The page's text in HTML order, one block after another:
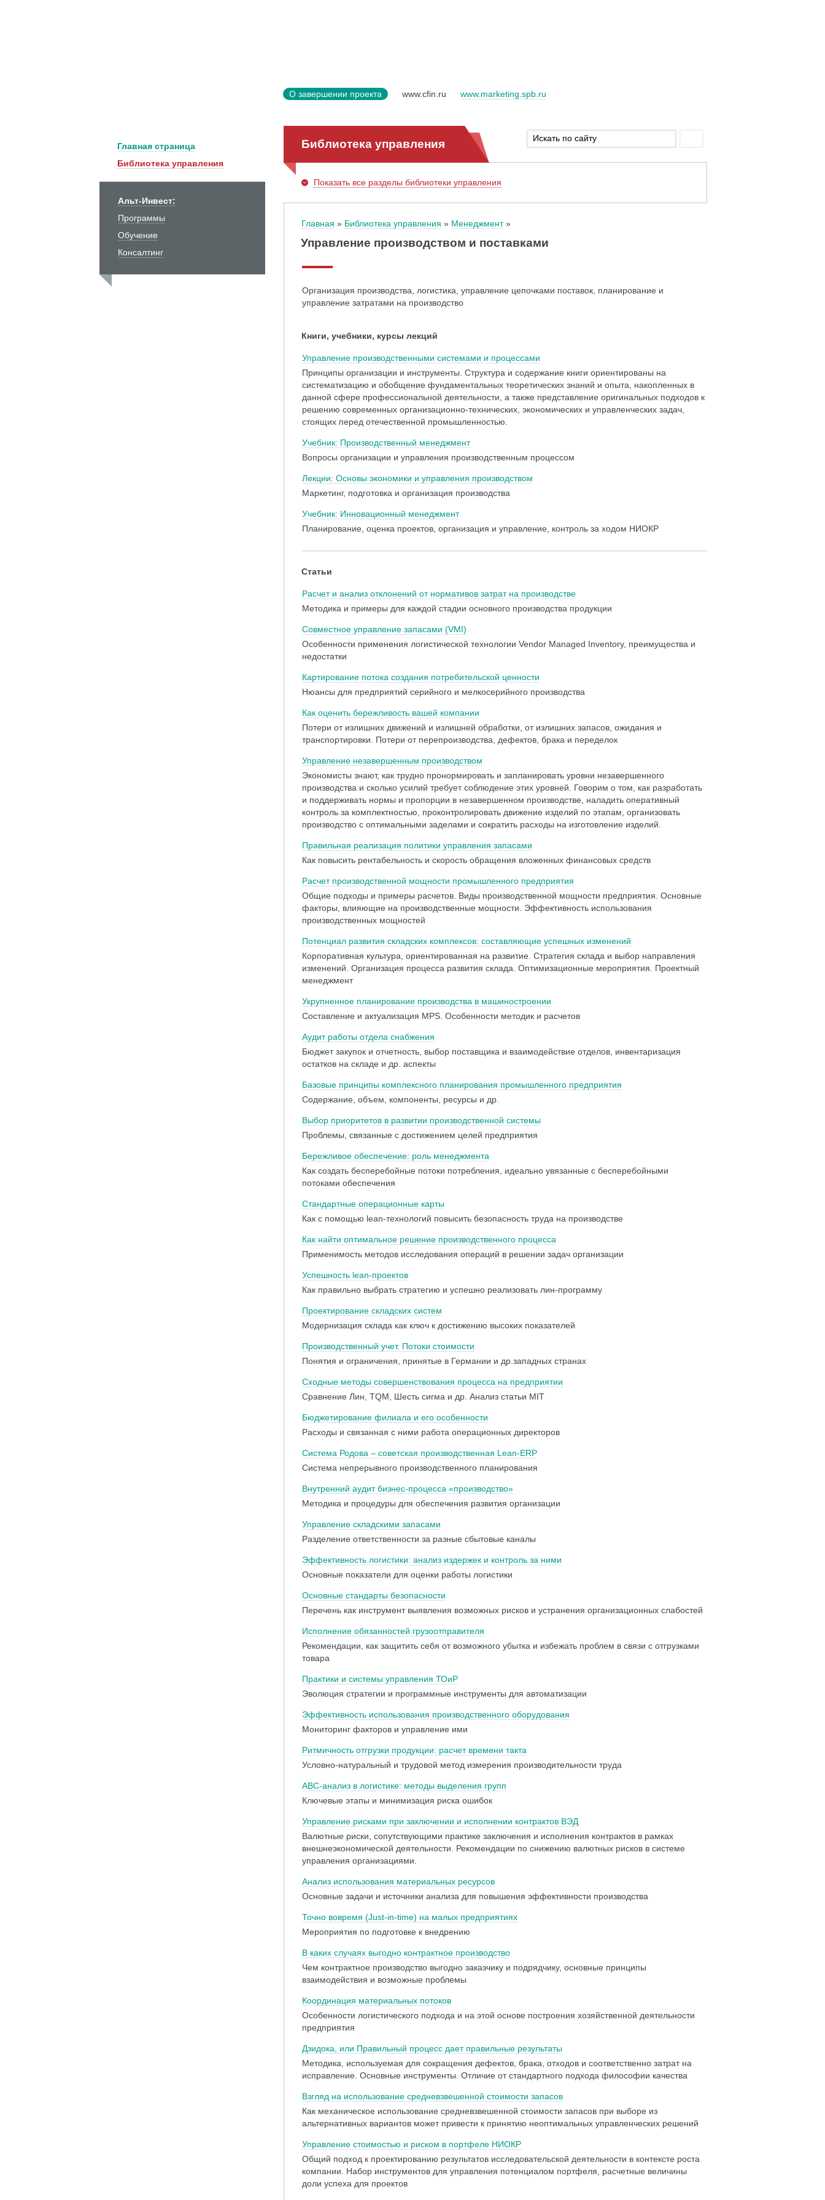
О завершении проекта www.cfin.ru www.marketing.spb.ru
Главная страница
Библиотека управления
Альт-Инвест:
Программы
Обучение
Консалтинг
Библиотека управления
Показать все разделы библиотеки управления
Главная Библиотека управления Менеджмент
Управление производством и поставками
Организация производства, логистика, управление цепочками поставок, планирование и
управление затратами на производство
Книги, учебники, курсы лекций
Управление производственными системами и процессами
Принципы организации и инструменты. Структура и содержание книги ориентированы на
систематизацию и обобщение фундаментальных теоретических знаний и опыта, накопленных в
данной сфере профессиональной деятельности, а также представление оригинальных подходов к
решению современных организационно-технических, экономических и управленческих задач,
стоящих перед отечественной промышленностью.
Учебник: Производственный менеджмент
Вопросы организации и управления производственным процессом
Лекции: Основы экономики и управления производством
Маркетинг, подготовка и организация производства
Учебник: Инновационный менеджмент
Планирование, оценка проектов, организация и управление, контроль за ходом НИОКР
Статьи
Расчет и анализ отклонений от нормативов затрат на производстве
Методика и примеры для каждой стадии основного производства продукции
Совместное управление запасами (VMI)
Особенности применения логистической технологии Vendor Managed Inventory, преимущества и
недостатки
Картирование потока создания потребительской ценности
Нюансы для предприятий серийного и мелкосерийного производства
Как оценить бережливость вашей компании
Потери от излишних движений и излишней обработки, от излишних запасов, ожидания и
транспортировки. Потери от перепроизводства, дефектов, брака и переделок
Управление незавершенным производством
Экономисты знают, как трудно пронормировать и запланировать уровни незавершенного
производства и сколько усилий требует соблюдение этих уровней. Говорим о том, как разработать
и поддерживать нормы и пропорции в незавершенном производстве, наладить оперативный
контроль за комплектностью, проконтролировать движение изделий по этапам, организовать
производство с оптимальными заделами и сократить расходы на изготовление изделий.
Правильная реализация политики управления запасами
Как повысить рентабельность и скорость обращения вложенных финансовых средств
Расчет производственной мощности промышленного предприятия
Общие подходы и примеры расчетов. Виды производственной мощности предприятия. Основные
факторы, влияющие на производственные мощности. Эффективность использования
производственных мощностей
Потенциал развития складских комплексов: составляющие успешных изменений
Корпоративная культура, ориентированная на развитие. Стратегия склада и выбор направления
изменений. Организация процесса развития склада. Оптимизационные мероприятия. Проектный
менеджмент
Укрупненное планирование производства в машиностроении
Составление и актуализация MPS. Особенности методик и раcчетов
Аудит работы отдела снабжения
Бюджет закупок и отчетность, выбор поставщика и взаимодействие отделов, инвентаризация
остатков на складе и др. аспекты
Базовые принципы комплексного планирования промышленного предприятия
Содержание, объем, компоненты, ресурсы и др.
Выбор приоритетов в развитии производственной системы
Проблемы, связанные с достижением целей предприятия
Бережливое обеспечение: роль менеджмента
Как создать бесперебойные потоки потребления, идеально увязанные с бесперебойными
потоками обеспечения
Стандартные операционные карты
Как с помощью lean-технологий повысить безопасность труда на производстве
Как найти оптимальное решение производственного процесса
Применимость методов исследования операций в решении задач организации
Успешность lean-проектов
Как правильно выбрать стратегию и успешно реализовать лин-программу
Проектирование складских систем
Модернизация склада как ключ к достижению высоких показателей
Производственный учет. Потоки стоимости
Понятия и ограничения, принятые в Германии и др.западных странах
Сходные методы совершенствования процесса на предприятии
Сравнение Лин, TQM, Шесть сигма и др. Анализ статьи MIT
Бюджетирование филиала и его особенности
Расходы и связанная с ними работа операционных директоров
Система Родова – советская производственная Lean-ERP
Система непрерывного производственного планирования
Внутренний аудит бизнес-процесса «производство»
Методика и процедуры для обеспечения развития организации
Управление складскими запасами
Разделение ответственности за разные сбытовые каналы
Эффективность логистики: анализ издержек и контроль за ними
Основные показатели для оценки работы логистики
Основные стандарты безопасности
Перечень как инструмент выявления возможных рисков и устранения организационных слабостей
Исполнение обязанностей грузоотправителя
Рекомендации, как защитить себя от возможного убытка и избежать проблем в связи с отгрузками
товара
Практики и системы управления ТОиР
Эволюция стратегии и программные инструменты для автоматизации
Эффективность использования производственного оборудования
Мониторинг факторов и управление ими
Ритмичность отгрузки продукции: расчет времени такта
Условно-натуральный и трудовой метод измерения производительности труда
АВС-анализ в логистике: методы выделения групп
Ключевые этапы и минимизация риска ошибок
Управление рисками при заключении и исполнении контрактов ВЭД
Валютные риски, сопутствующими практике заключения и исполнения контрактов в рамках
внешнеэкономической деятельности. Рекомендации по снижению валютных рисков в системе
управления организациями.
Анализ использования материальных ресурсов
Основные задачи и источники анализа для повышения эффективности производства
Точно вовремя (Just-in-time) на малых предприятиях
Мероприятия по подготовке к внедрению
В каких случаях выгодно контрактное производство
Чем контрактное производство выгодно заказчику и подрядчику, основные принципы
взаимодействия и возможные проблемы
Координация материальных потоков
Особенности логистического подхода и на этой основе построения хозяйственной деятельности
предприятия
Дзидока, или Правильный процесс дает правильные результаты
Методика, используемая для сокращения дефектов, брака, отходов и соответственно затрат на
исправление. Основные инструменты. Отличие от стандартного подхода философии качества
Взгляд на использование средневзвешенной стоимости запасов
Как механическое использование средневзвешенной стоимости запасов при выборе из
альтернативных вариантов может привести к принятию неоптимальных управленческих решений
Управление стоимостью и риском в портфеле НИОКР
Общий подход к проектированию результатов исследовательской деятельности в контексте роста
компании. Набор инструментов для управления потенциалом портфеля, расчетные величины
доли успеха для проектов